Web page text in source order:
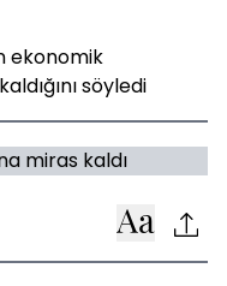
ekonomik
söyledi